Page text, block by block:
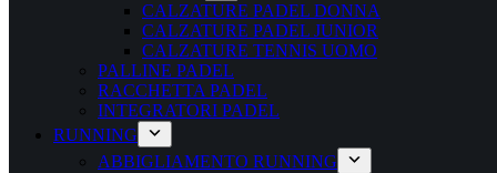
CALZATURE PADEL DONNA
CALZATURE PADEL JUNIOR
CALZATURE TENNIS UOMO
PALLINE PADEL
RACCHETTA PADEL
INTEGRATORI PADEL
RUNNING
ABBIGLIAMENTO RUNNING